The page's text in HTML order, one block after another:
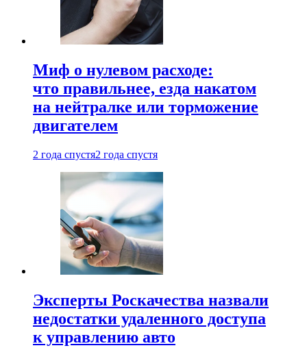
Миф о нулевом расходе:
что правильнее, езда накатом
на нейтралке или торможение
двигателем
2 года спустя2 года спустя
Эксперты Роскачества назвали
недостатки удаленного доступа
к управлению авто